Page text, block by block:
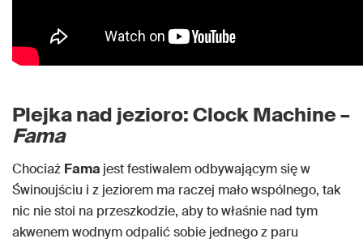
Plejka nad jezioro: Clock Machine –
Fama
Chociaż Fama jest festiwalem odbywającym się w
Świnoujściu i z jeziorem ma raczej mało wspólnego, tak
nic nie stoi na przeszkodzie, aby to właśnie nad tym
akwenem wodnym odpalić sobie jednego z paru